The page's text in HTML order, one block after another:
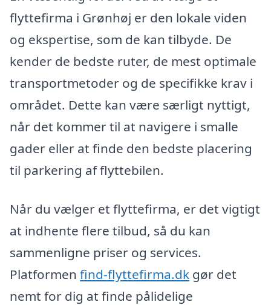
flyttefirma i Grønhøj er den lokale viden
og ekspertise, som de kan tilbyde. De
kender de bedste ruter, de mest optimale
transportmetoder og de specifikke krav i
området. Dette kan være særligt nyttigt,
når det kommer til at navigere i smalle
gader eller at finde den bedste placering
til parkering af flyttebilen.
Når du vælger et flyttefirma, er det vigtigt
at indhente flere tilbud, så du kan
sammenligne priser og services.
Platformen find-flyttefirma.dk gør det
nemt for dig at finde pålidelige